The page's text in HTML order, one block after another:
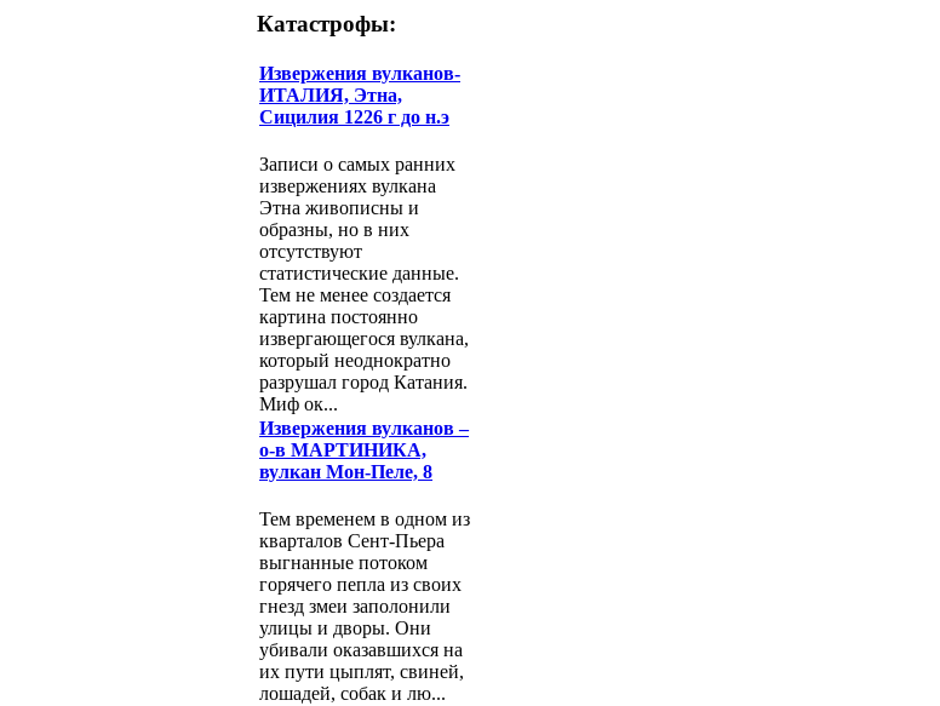
Катастрофы:
Извержения вулканов-
ИТАЛИЯ, Этна,
Сицилия 1226 г до н.э
Записи о самых ранних
извержениях вулкана
Этна живописны и
образны, но в них
отсутствуют
статистические данные.
Тем не менее создается
картина постоянно
извергающегося вулкана,
который неоднократно
разрушал город Катания.
Миф ок...
Извержения вулканов –
о-в МАРТИНИКА,
вулкан Мон-Пеле, 8
Тем временем в одном из
кварталов Сент-Пьера
выгнанные потоком
горячего пепла из своих
гнезд змеи заполонили
улицы и дворы. Они
убивали оказавшихся на
их пути цыплят, свиней,
лошадей, собак и лю...